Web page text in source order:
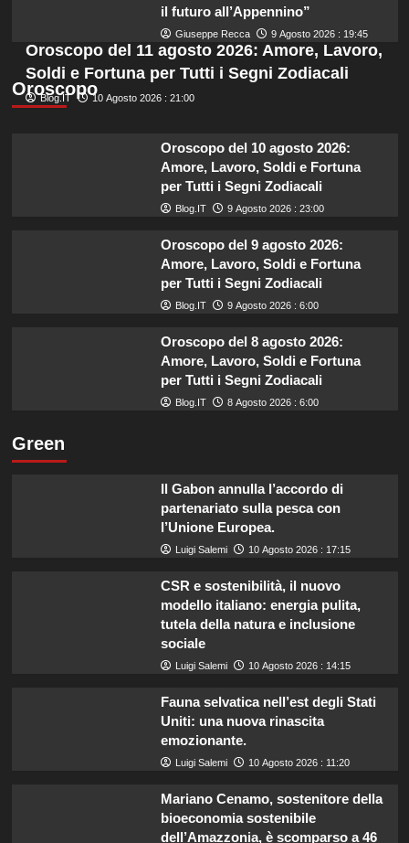
il futuro all’Appennino”
Giuseppe Recca 9 Agosto 2026 : 19:45
Oroscopo
Oroscopo del 11 agosto 2026: Amore, Lavoro,
Soldi e Fortuna per Tutti i Segni Zodiacali
Blog.IT 10 Agosto 2026 : 21:00
Oroscopo del 10 agosto 2026:
Amore, Lavoro, Soldi e Fortuna
per Tutti i Segni Zodiacali
Blog.IT 9 Agosto 2026 : 23:00
Oroscopo del 9 agosto 2026:
Amore, Lavoro, Soldi e Fortuna
per Tutti i Segni Zodiacali
Blog.IT 9 Agosto 2026 : 6:00
Oroscopo del 8 agosto 2026:
Amore, Lavoro, Soldi e Fortuna
per Tutti i Segni Zodiacali
Blog.IT 8 Agosto 2026 : 6:00
Green
Il Gabon annulla l’accordo di
partenariato sulla pesca con
l’Unione Europea.
Luigi Salemi 10 Agosto 2026 : 17:15
CSR e sostenibilità, il nuovo
modello italiano: energia pulita,
tutela della natura e inclusione
sociale
Luigi Salemi 10 Agosto 2026 : 14:15
Fauna selvatica nell’est degli Stati
Uniti: una nuova rinascita
emozionante.
Luigi Salemi 10 Agosto 2026 : 11:20
Mariano Cenamo, sostenitore della
bioeconomia sostenibile
dell’Amazzonia, è scomparso a 46